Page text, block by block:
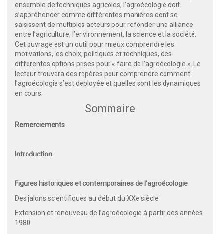
ensemble de techniques agricoles, l’agroécologie doit
s’appréhender comme différentes manières dont se
saisissent de multiples acteurs pour refonder une alliance
entre l’agriculture, l’environnement, la science et la société.
Cet ouvrage est un outil pour mieux comprendre les
motivations, les choix, politiques et techniques, des
différentes options prises pour « faire de l’agroécologie ». Le
lecteur trouvera des repères pour comprendre comment
l’agroécologie s’est déployée et quelles sont les dynamiques
en cours.
Sommaire
Remerciements
Introduction
Figures historiques et contemporaines de l’agroécologie
Des jalons scientifiques au début du XXe siècle
Extension et renouveau de l’agroécologie à partir des années
1980